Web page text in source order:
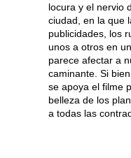
locura y el nervio
ciudad, en la que
publicidades, los
unos a otros en
parece afectar a
caminante. Si
se apoya el filme
belleza de los
a todas las